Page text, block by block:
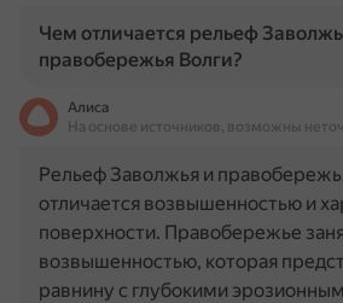
Чем отличается рельеф
правобережья Волги?
Алиса
На основе источников, возможны
Рельеф Заволжья и
отличается возвышенностью и
поверхности. Правобережье
возвышенностью, которая
равнину с глубокими